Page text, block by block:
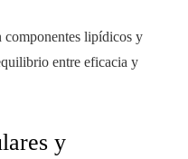
componentes lipídicos y
entre eficacia y
y